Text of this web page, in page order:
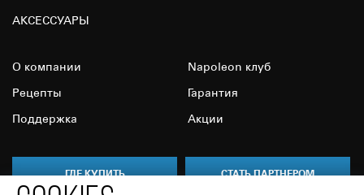
АКСЕССУАРЫ
О компании Napoleon клуб
Рецепты Гарантия
Поддержка Акции
ГДЕ КУПИТЬ СТАТЬ ПАРТНЕРОМ